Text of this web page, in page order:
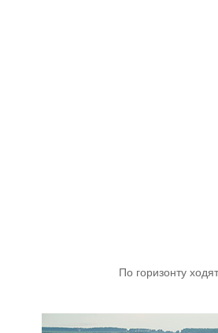
По горизонту